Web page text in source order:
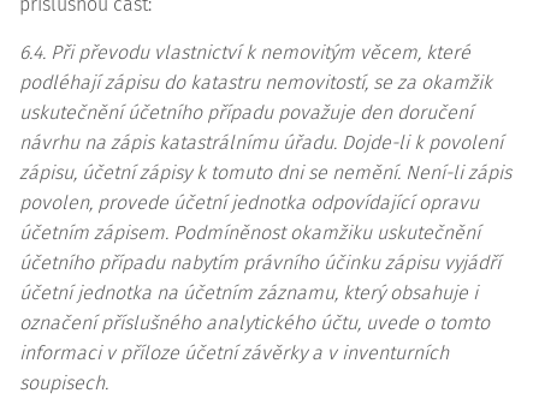
6.4. Při převodu vlastnictví k nemovitým věcem, které
podléhají zápisu do katastru nemovitostí, se za okamžik
uskutečnění účetního případu považuje den doručení
návrhu na zápis katastrálnímu úřadu. Dojde-li k povolení
zápisu, účetní zápisy k tomuto dni se nemění. Není-li zápis
povolen, provede účetní jednotka odpovídající opravu
účetním zápisem. Podmíněnost okamžiku uskutečnění
účetního případu nabytím právního účinku zápisu vyjádří
účetní jednotka na účetním záznamu, který obsahuje i
označení příslušného analytického účtu, uvede o tomto
informaci v příloze účetní závěrky a v inventurních
soupisech.